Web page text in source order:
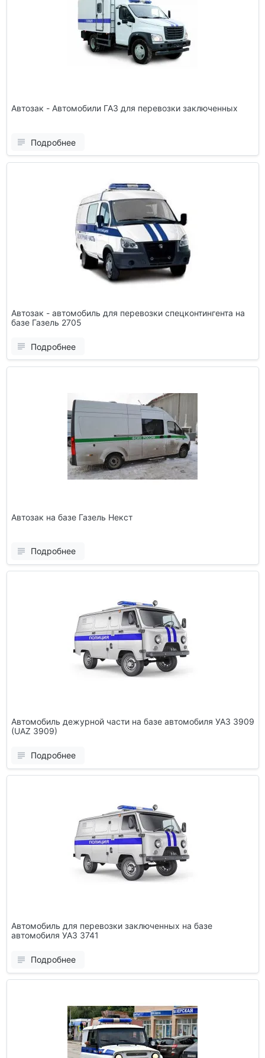
Автозак - Автомобили ГАЗ для перевозки заключенных
Подробнее
Автозак - автомобиль для перевозки спецконтингента на
базе Газель 2705
Подробнее
Автозак на базе Газель Некст
Подробнее
Автомобиль дежурной части на базе автомобиля УАЗ 3909
(UAZ 3909)
Подробнее
Автомобиль для перевозки заключенных на базе
автомобиля УАЗ 3741
Подробнее